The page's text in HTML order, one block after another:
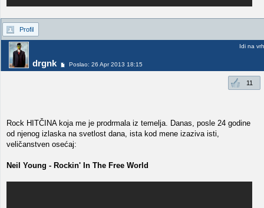
Profil
drgnk Poslao: 26 Apr 2013 18:15
Idi na vrh
11
Rock HITČINA koja me je prodrmala iz temelja. Danas, posle 24 godine
od njenog izlaska na svetlost dana, ista kod mene izaziva isti,
veličanstven osećaj:
Neil Young - Rockin' In The Free World